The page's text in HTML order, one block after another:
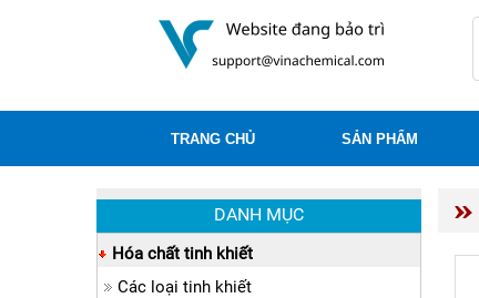
TRANG CHỦ SẢN PHẨM
DANH MỤC
Hóa chất tinh khiết
Các loại tinh khiết